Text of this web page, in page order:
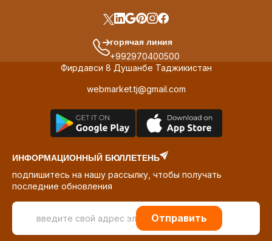
горячая линия
+992970400500
Фирдавси 8 Душанбе Таджикистан
webmarket.tj@gmail.com
ИНФОРМАЦИОННЫЙ БЮЛЛЕТЕНЬ
подпишитесь на нашу рассылку, чтобы получать
последние обновления
Отправить